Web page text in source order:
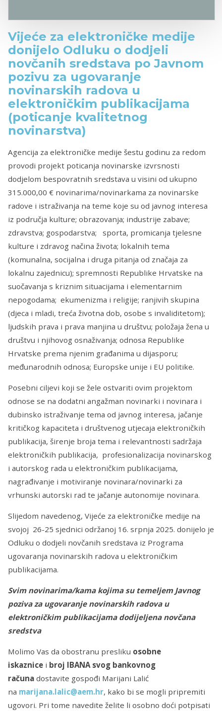
Vijeće za elektroničke medije
donijelo Odluku o dodjeli
novčanih sredstava po Javnom
pozivu za ugovaranje
novinarskih radova u
elektroničkim publikacijama
(poticanje kvalitetnog
novinarstva)
Agencija za elektroničke medije šestu godinu za redom
provodi projekt poticanja novinarske izvrsnosti
dodjelom bespovratnih sredstava u visini od ukupno
315.000,00 € novinarima/novinarkama za novinarske
radove i istraživanja na teme koje su od javnog interesa
iz područja kulture; obrazovanja; industrije zabave;
zdravstva; gospodarstva; sporta, promicanja tjelesne
kulture i zdravog načina života; lokalnih tema
(komunalna, socijalna i druga pitanja od značaja za
lokalnu zajednicu); spremnosti Republike Hrvatske na
suočavanja s kriznim situacijama i elementarnim
nepogodama; ekumenizma i religije; ranjivih skupina
(djeca i mladi, treća životna dob, osobe s invaliditetom);
ljudskih prava i prava manjina u društvu; položaja žena u
društvu i njihovog osnaživanja; odnosa Republike
Hrvatske prema njenim građanima u dijasporu;
međunarodnih odnosa; Europske unije i EU politike.
Posebni ciljevi koji se žele ostvariti ovim projektom
odnose se na dodatni angažman novinarki i novinara i
dubinsko istraživanje tema od javnog interesa, jačanje
kritičkog kapaciteta i društvenog utjecaja elektroničkih
publikacija, širenje broja tema i relevantnosti sadržaja
elektroničkih publikacija, profesionalizacija novinarskog
i autorskog rada u elektroničkim publikacijama,
nagrađivanje i motiviranje novinara/novinarki za
vrhunski autorski rad te jačanje autonomije novinara.
Slijedom navedenog, Vijeće za elektroničke medije na
svojoj 26-25 sjednici održanoj 16. srpnja 2025. donijelo je
Odluku o dodjeli novčanih sredstava iz Programa
ugovaranja novinarskih radova u elektroničkim
publikacijama.
Svim novinarima/kama kojima su temeljem Javnog
poziva za ugovaranje novinarskih radova u
elektroničkim publikacijama dodijeljena novčana
sredstva
Molimo Vas da obostranu presliku osobne
iskaznice i broj IBANA svog bankovnog
računa dostavite gospođi Marijani Lalić
na marijana.lalic@aem.hr, kako bi se mogli pripremiti
ugovori. Pri tome navedite želite li osobno doći potpisati